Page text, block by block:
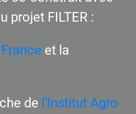
projet FILTER :
et la
de l’Institut Agro